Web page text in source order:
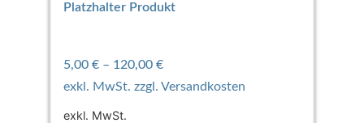
Platzhalter Produkt
5,00 €– 120,00 €
exkl. MwSt.